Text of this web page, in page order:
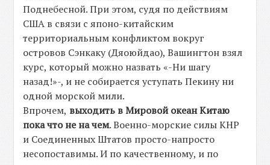
Поднебесной. При этом, судя по действиям
США в связи с японо-китайским
территориальным конфликтом вокруг
островов Сэнкаку (Дяоюйдао), Вашингтон взял
курс, который можно назвать «-Ни шагу
назад!»-, и не собирается уступать Пекину ни
одной морской мили.
Впрочем, выходить в Мировой океан Китаю
пока что не на чем. Военно-морские силы КНР
и Соединенных Штатов просто-напросто
несопоставимы. И по качественному, и по